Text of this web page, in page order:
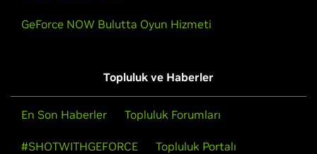
GeForce NOW Bulutta Oyun Hizmeti
Topluluk ve Haberler
En Son Haberler Topluluk Forumları
#SHOTWITHGEFORCE Topluluk Portalı